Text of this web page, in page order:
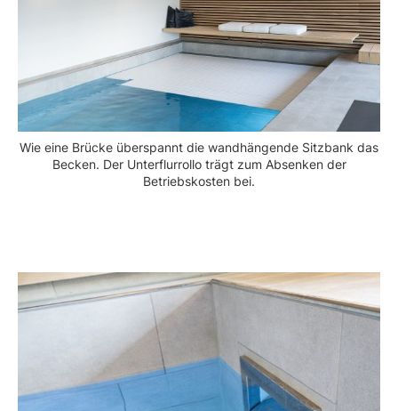
Wie eine Brücke überspannt die wandhängende Sitzbank das
Becken. Der Unterflurrollo trägt zum Absenken der
Betriebskosten bei.